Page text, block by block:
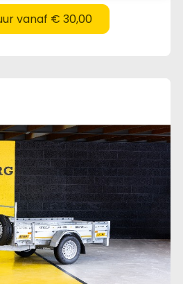
vanaf € 30,00